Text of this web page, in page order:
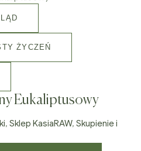
ŻYCZEŃ
Eukaliptusowy
, Sklep KasiaRAW, Skupienie i